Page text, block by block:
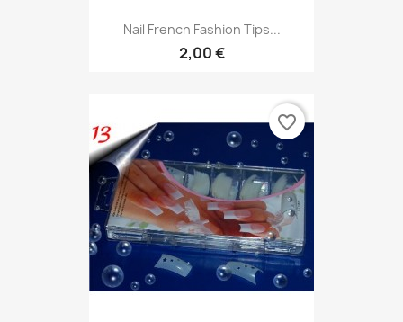
Nail French Fashion Tips...
2,00 €
favorite_border